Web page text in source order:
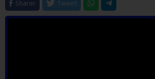
Sharer
Tweet